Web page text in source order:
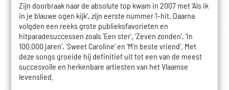
Zijn doorbraak naar de absolute top kwam in 2007 met 'Als ik
in je blauwe ogen kijk', zijn eerste nummer 1-hit. Daarna
volgden een reeks grote publieksfavorieten en
hitparadesuccessen zoals 'Een ster', 'Zeven zonden', 'In
100.000 jaren', 'Sweet Caroline' en 'M'n beste vriend'. Met
deze songs groeide hij definitief uit tot een van de meest
succesvolle en herkenbare artiesten van het Vlaamse
levenslied.